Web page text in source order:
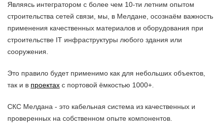
Являясь интегратором с более чем 10-ти летним опытом
строительства сетей связи, мы, в Мелдане, осознаём важность
применения качественных материалов и оборудования при
строительстве IT инфраструктуры любого здания или
сооружения.
Это правило будет применимо как для небольших объектов,
так и в проектах с портовой ёмкостью 1000+.
СКС Мелдана - это кабельная система из качественных и
проверенных на собственном опыте компонентов.